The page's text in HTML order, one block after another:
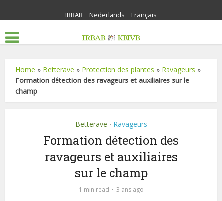
IRBAB Nederlands Français
Home » Betterave » Protection des plantes » Ravageurs »
Formation détection des ravageurs et auxiliaires sur le
champ
Betterave • Ravageurs
Formation détection des
ravageurs et auxiliaires
sur le champ
1 min read 3 ans ago